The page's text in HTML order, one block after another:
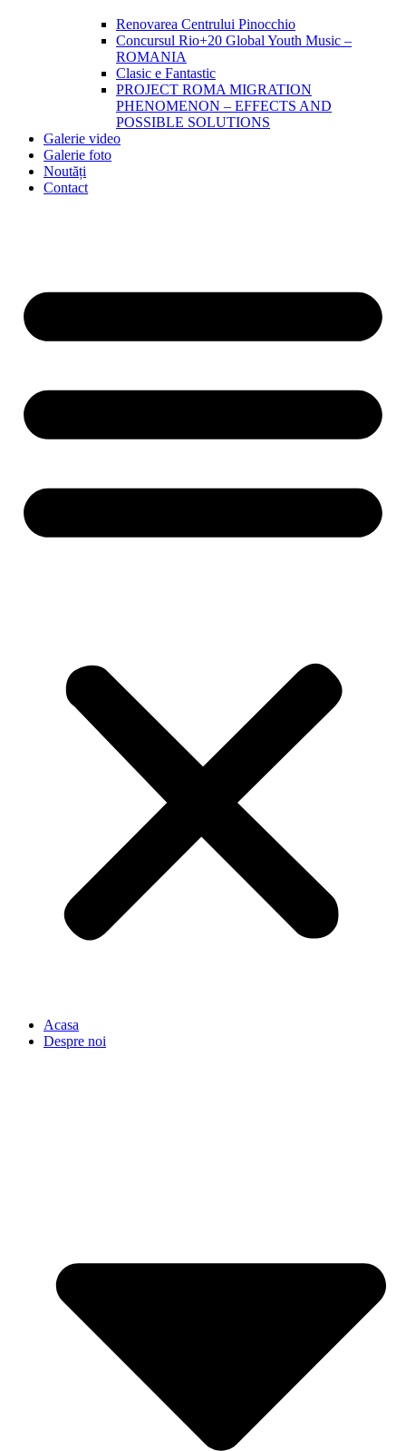
Renovarea Centrului Pinocchio
Concursul Rio+20 Global Youth Music –
ROMANIA
Clasic e Fantastic
PROJECT ROMA MIGRATION
PHENOMENON – EFFECTS AND
POSSIBLE SOLUTIONS
Galerie video
Galerie foto
Noutăți
Contact
Acasa
Despre noi